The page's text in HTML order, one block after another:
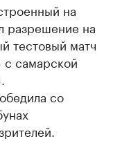
на
разрешение на
тестовый матч
с самарской
со